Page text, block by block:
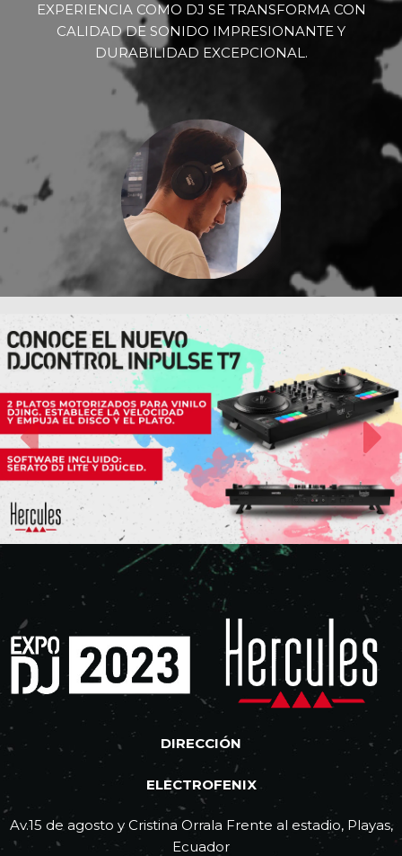
EXPERIENCIA COMO DJ SE TRANSFORMA CON
CALIDAD DE SONIDO IMPRESIONANTE Y
DURABILIDAD EXCEPCIONAL.
DIRECCIÓN
ELECTROFENIX
Av.15 de agosto y Cristina Orrala Frente al estadio, Playas,
Ecuador